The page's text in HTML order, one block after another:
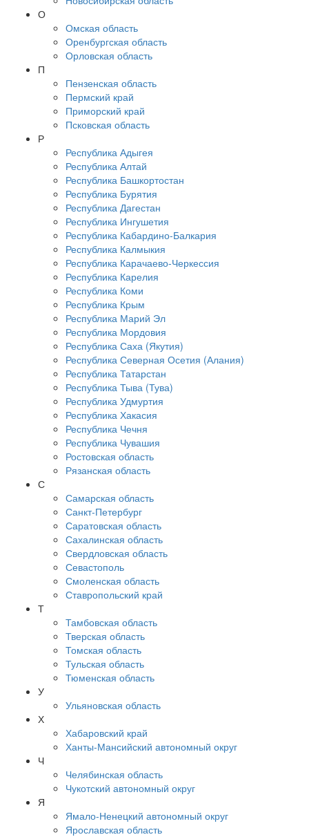
О
Омская область
Оренбургская область
Орловская область
П
Пензенская область
Пермский край
Приморский край
Псковская область
Р
Республика Адыгея
Республика Алтай
Республика Башкортостан
Республика Бурятия
Республика Дагестан
Республика Ингушетия
Республика Кабардино-Балкария
Республика Калмыкия
Республика Карачаево-Черкессия
Республика Карелия
Республика Коми
Республика Крым
Республика Марий Эл
Республика Мордовия
Республика Саха (Якутия)
Республика Северная Осетия (Алания)
Республика Татарстан
Республика Тыва (Тува)
Республика Удмуртия
Республика Хакасия
Республика Чечня
Республика Чувашия
Ростовская область
Рязанская область
С
Самарская область
Санкт-Петербург
Саратовская область
Сахалинская область
Свердловская область
Севастополь
Смоленская область
Ставропольский край
Т
Тамбовская область
Тверская область
Томская область
Тульская область
Тюменская область
У
Ульяновская область
Х
Хабаровский край
Ханты-Мансийский автономный округ
Ч
Челябинская область
Чукотский автономный округ
Я
Ямало-Ненецкий автономный округ
Ярославская область